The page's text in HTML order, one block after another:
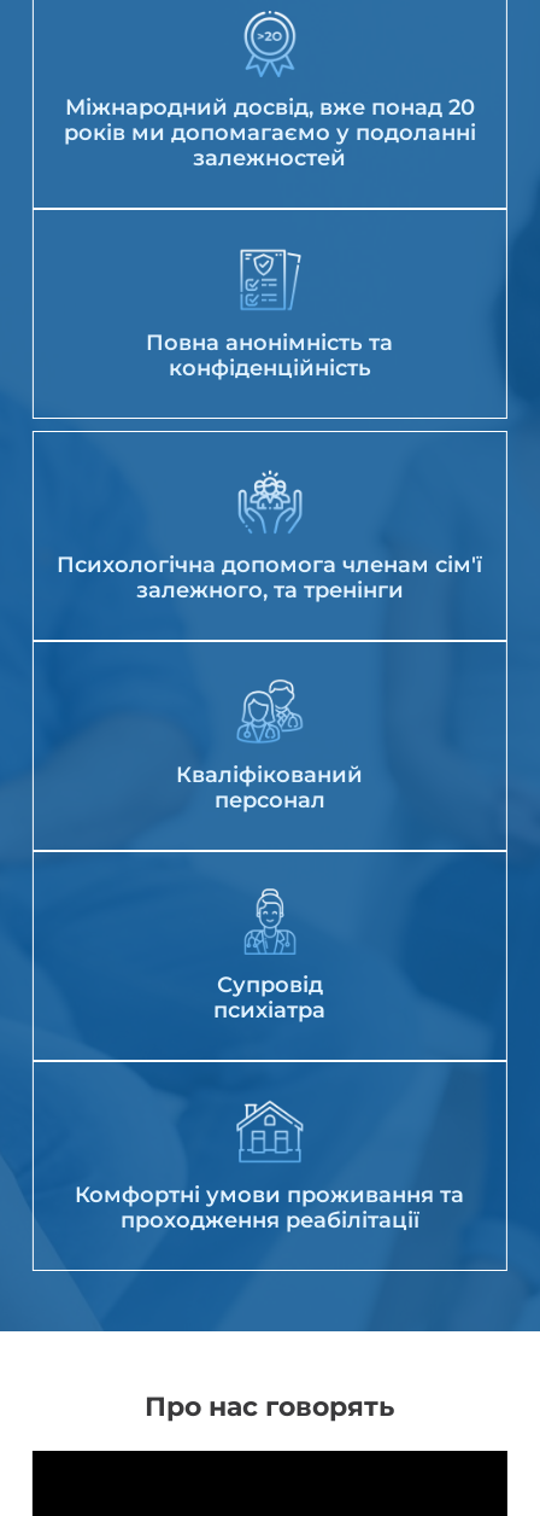
Міжнародний досвід, вже понад 20
років ми допомагаємо у подоланні
залежностей
Повна анонімність та
конфіденційність
Психологічна допомога членам сім'ї
залежного, та тренінги
Кваліфікований
персонал
Супровід
психіатра
Комфортні умови проживання та
проходження реабілітації
Про нас говорять